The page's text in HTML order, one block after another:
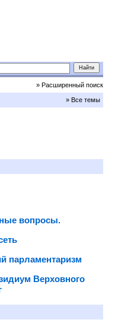
» Расширенный поиск
» Все темы
вопросы.
парламентаризм
Верховного